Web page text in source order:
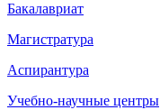
Бакалавриат
Магистратура
Аспирантура
Учебно-научные центры